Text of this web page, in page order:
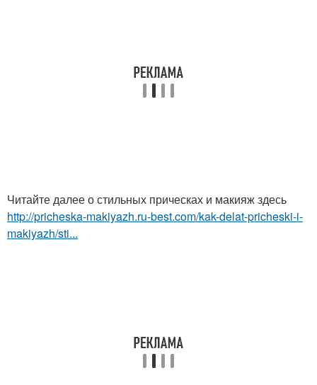
Читайте далее о стильных прическах и макияж здесь
http://pricheska-makiyazh.ru-best.com/kak-delat-pricheski-i-
makiyazh/sti...